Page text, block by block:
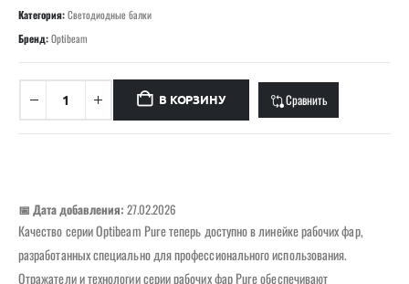
Категория:Светодиодные балки
Бренд:Optibeam
В КОРЗИНУ Сравнить
📅 Дата добавления: 27.02.2026
Качество серии Optibeam Pure теперь доступно в линейке рабочих фар,
разработанных специально для профессионального использования.
Отражатели и технологии серии рабочих фар Pure обеспечивают